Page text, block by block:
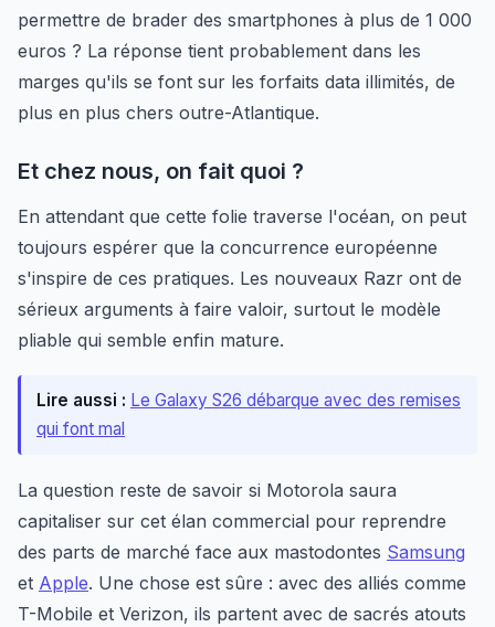
permettre de brader des smartphones à plus de 1 000
euros ? La réponse tient probablement dans les
marges qu'ils se font sur les forfaits data illimités, de
plus en plus chers outre-Atlantique.
Et chez nous, on fait quoi ?
En attendant que cette folie traverse l'océan, on peut
toujours espérer que la concurrence européenne
s'inspire de ces pratiques. Les nouveaux Razr ont de
sérieux arguments à faire valoir, surtout le modèle
pliable qui semble enfin mature.
Lire aussi : Le Galaxy S26 débarque avec des remises
qui font mal
La question reste de savoir si Motorola saura
capitaliser sur cet élan commercial pour reprendre
des parts de marché face aux mastodontes Samsung
et Apple. Une chose est sûre : avec des alliés comme
T-Mobile et Verizon, ils partent avec de sacrés atouts